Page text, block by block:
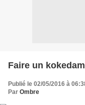
Faire un
Publié le 02/05/2016 à
Par Ombre